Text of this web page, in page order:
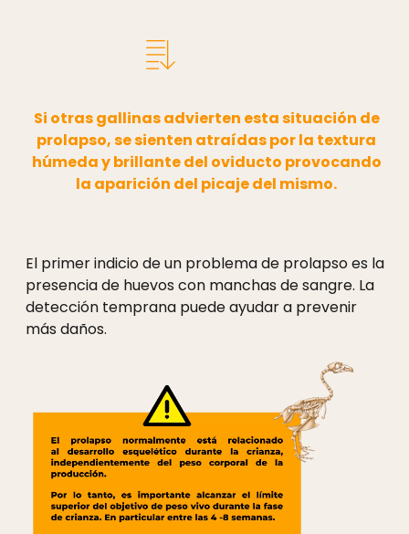
Si otras gallinas advierten esta situación de
prolapso, se sienten atraídas por la textura
húmeda y brillante del oviducto provocando
la aparición del picaje del mismo.
El primer indicio de un problema de prolapso es la
presencia de huevos con manchas de sangre. La
detección temprana puede ayudar a prevenir
más daños.